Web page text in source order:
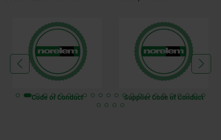
15,000
20,000 KG 48,95
Code of Conduct Supplier Code of Conduct